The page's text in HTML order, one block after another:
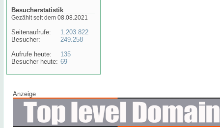
Besucherstatistik
Gezählt seit dem 08.08.2021
Seitenaufrufe:
Besucher:
Aufrufe heute:
Besucher heute:
1.203.822
249.258
135
69
Anzeige